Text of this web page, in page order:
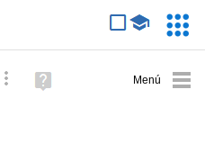
Búsqueda avanzada
Ayuda
(en